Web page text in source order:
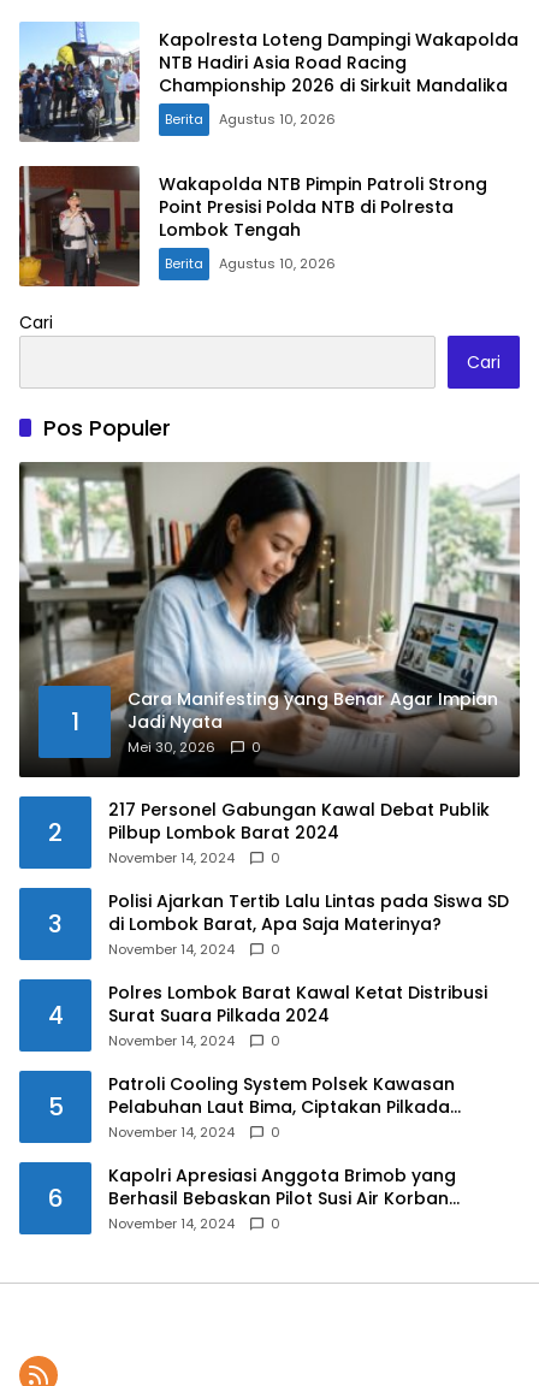
Kapolresta Loteng Dampingi Wakapolda
NTB Hadiri Asia Road Racing
Championship 2026 di Sirkuit Mandalika
Berita Agustus 10, 2026
Wakapolda NTB Pimpin Patroli Strong
Point Presisi Polda NTB di Polresta
Lombok Tengah
Berita Agustus 10, 2026
Cari
Cari
Pos Populer
1
Cara Manifesting yang Benar Agar Impian
Jadi Nyata
Mei 30, 2026 0
2
217 Personel Gabungan Kawal Debat Publik
Pilbup Lombok Barat 2024
November 14, 2024 0
3
Polisi Ajarkan Tertib Lalu Lintas pada Siswa SD
di Lombok Barat, Apa Saja Materinya?
November 14, 2024 0
4
Polres Lombok Barat Kawal Ketat Distribusi
Surat Suara Pilkada 2024
November 14, 2024 0
5
Patroli Cooling System Polsek Kawasan
Pelabuhan Laut Bima, Ciptakan Pilkada
Serentak 2024 yang Aman dan Damai
November 14, 2024 0
6
Kapolri Apresiasi Anggota Brimob yang
Berhasil Bebaskan Pilot Susi Air Korban
Penyanderaan KKB
November 14, 2024 0